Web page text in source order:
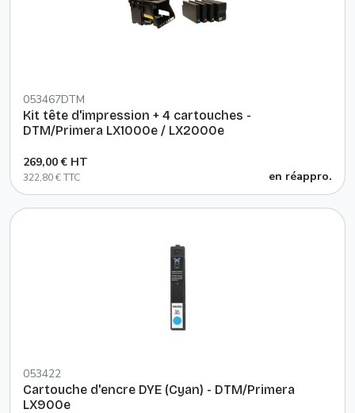
053467DTM
Kit tête d'impression + 4 cartouches -
DTM/Primera LX1000e / LX2000e
269,00 € HT
322,80 € TTC en réappro.
053422
Cartouche d'encre DYE (Cyan) - DTM/Primera
LX900e